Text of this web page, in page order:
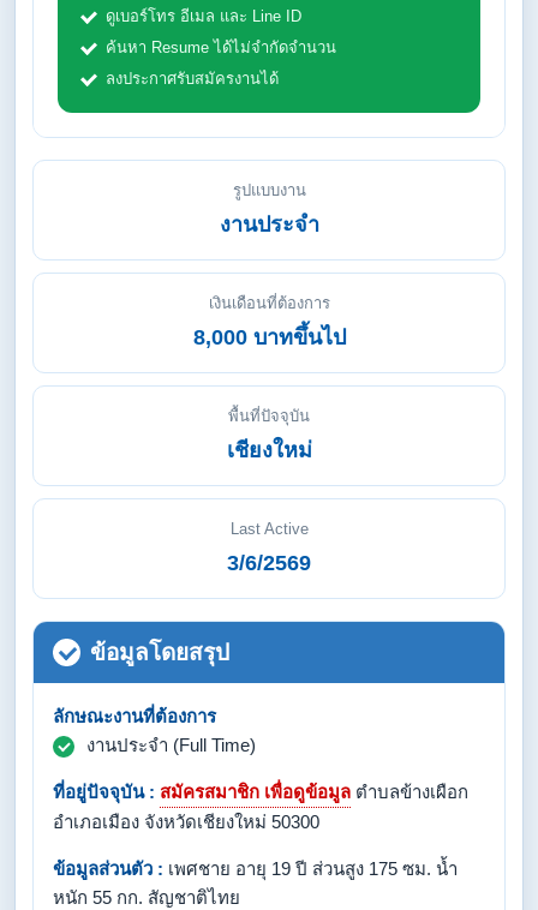
ดูเบอร์โทร อีเมล และ Line ID
ค้นหา Resume ได้ไม่จำกัดจำนวน
ลงประกาศรับสมัครงานได้
รูปแบบงาน
งานประจำ
เงินเดือนที่ต้องการ
8,000 บาทขึ้นไป
พื้นที่ปัจจุบัน
เชียงใหม่
Last Active
3/6/2569
ข้อมูลโดยสรุป
ลักษณะงานที่ต้องการ
งานประจำ (Full Time)
ที่อยู่ปัจจุบัน : สมัครสมาชิก เพื่อดูข้อมูล ตำบลข้างเผือก
อำเภอเมือง จังหวัดเชียงใหม่ 50300
ข้อมูลส่วนตัว : เพศชาย อายุ 19 ปี ส่วนสูง 175 ซม. น้ำ
หนัก 55 กก. สัญชาติไทย